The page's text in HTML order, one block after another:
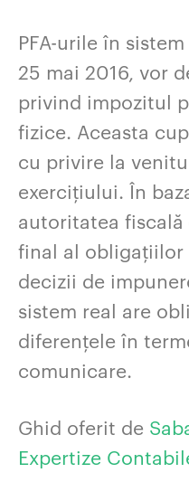
PFA-urile în
25 mai 2016, vor
privind impozitul
fizice. Aceasta
cu privire la
exercițiului. În
autoritatea
final al obligațiilor
decizii de
sistem real are
diferențele în
comunicare.
Ghid oferit de
Expertize